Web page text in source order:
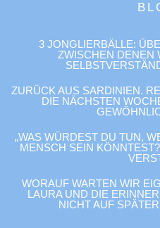
3 JONGLIERBÄLLE:
ZWISCHEN DENEN
ZURÜCK AUS SARDINIEN.
DIE NÄCHSTEN
„WAS WÜRDEST DU TUN,
MENSCH SEIN
WORAUF WARTEN WIR
LAURA UND DIE
NICHT AUF